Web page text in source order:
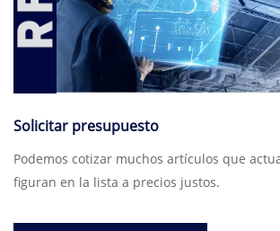
Solicitar presupuesto
Podemos cotizar muchos artículos que
figuran en la lista a precios justos.